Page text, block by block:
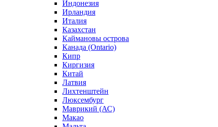
Индонезия
Ирландия
Италия
Казахстан
Каймановы острова
Канада (Ontario)
Кипр
Киргизия
Китай
Латвия
Лихтенштейн
Люксембург
Маврикий (АС)
Макао